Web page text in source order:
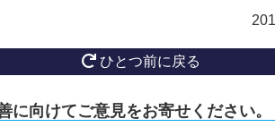
ひとつ前に戻る
に向けてご意見をお寄せください。